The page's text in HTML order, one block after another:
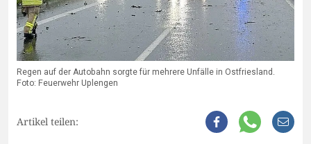
Regen auf der Autobahn sorgte für mehrere Unfälle in Ostfriesland.
Foto: Feuerwehr Uplengen
Artikel teilen: